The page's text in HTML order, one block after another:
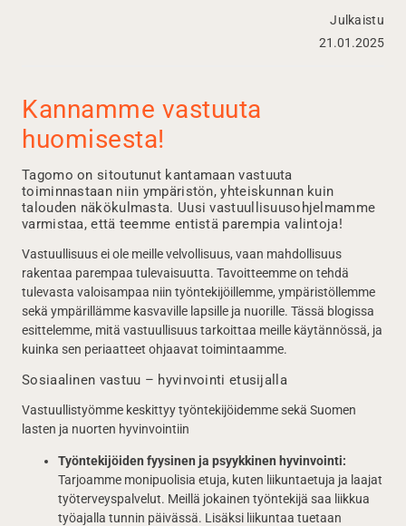
Julkaistu
21.01.2025
Kannamme vastuuta
huomisesta!
Tagomo on sitoutunut kantamaan vastuuta
toiminnastaan niin ympäristön, yhteiskunnan kuin
talouden näkökulmasta. Uusi vastuullisuusohjelmamme
varmistaa, että teemme entistä parempia valintoja!
Vastuullisuus ei ole meille velvollisuus, vaan mahdollisuus
rakentaa parempaa tulevaisuutta. Tavoitteemme on tehdä
tulevasta valoisampaa niin työntekijöillemme, ympäristöllemme
sekä ympärillämme kasvaville lapsille ja nuorille. Tässä blogissa
esittelemme, mitä vastuullisuus tarkoittaa meille käytännössä, ja
kuinka sen periaatteet ohjaavat toimintaamme.
Sosiaalinen vastuu – hyvinvointi etusijalla
Vastuullistyömme keskittyy työntekijöidemme sekä Suomen
lasten ja nuorten hyvinvointiin
Työntekijöiden fyysinen ja psyykkinen hyvinvointi:
Tarjoamme monipuolisia etuja, kuten liikuntaetuja ja laajat
työterveyspalvelut. Meillä jokainen työntekijä saa liikkua
työajalla tunnin päivässä. Lisäksi liikuntaa tuetaan